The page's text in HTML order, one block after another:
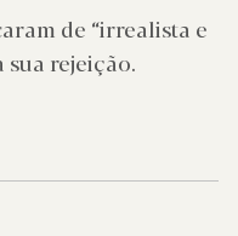
de “irrealista e
rejeição.